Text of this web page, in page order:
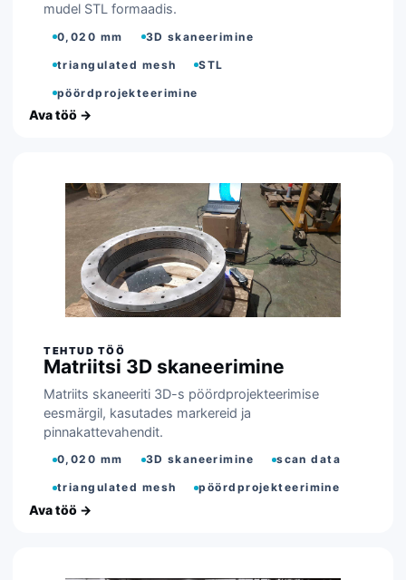
mudel STL formaadis.
0,020 mm 3D skaneerimine
triangulated mesh STL
pöördprojekteerimine
Matriitsi 3D skaneerimine
Matriits skaneeriti 3D-s pöördprojekteerimise
eesmärgil, kasutades markereid ja
pinnakattevahendit.
0,020 mm 3D skaneerimine scan data
triangulated mesh pöördprojekteerimine